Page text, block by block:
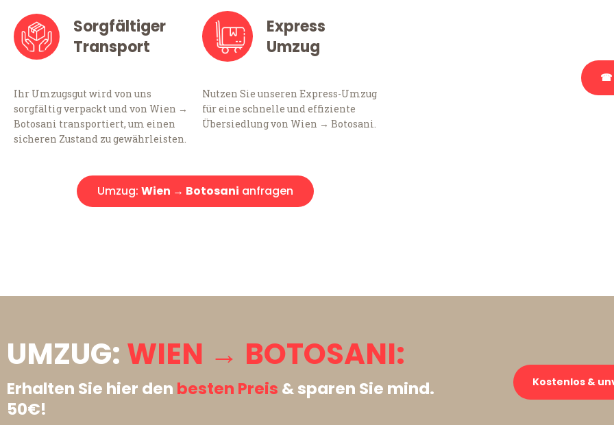
Sorgfältiger
Transport
Ihr Umzugsgut wird von uns
sorgfältig verpackt und von Wien →
Botosani transportiert, um einen
sicheren Zustand zu gewährleisten.
Express
Umzug
Nutzen Sie unseren Express-Umzug
für eine schnelle und effiziente
Übersiedlung von Wien → Botosani.
Umzug: Wien → Botosani anfragen
☎
UMZUG: WIEN → BOTOSANI:
Erhalten Sie hier den besten Preis & sparen Sie mind.
50€!
Kostenlos &